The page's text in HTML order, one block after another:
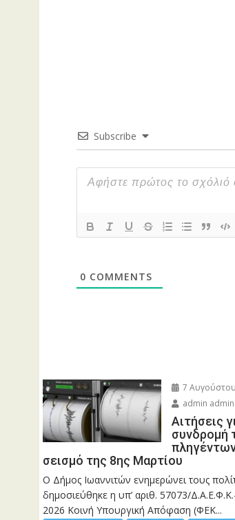
Subscribe
0 COMMENTS
7
admin admin
Αιτήσεις
συνδρομή
σεισμό της 8ης Μαρτίου
Ο Δήμος Ιωαννιτών ενημερώνει τους
δημοσιεύθηκε η υπ’ αριθ. 57073/
2026 Κοινή Υπουργική Απόφαση (ΦΕΚ...